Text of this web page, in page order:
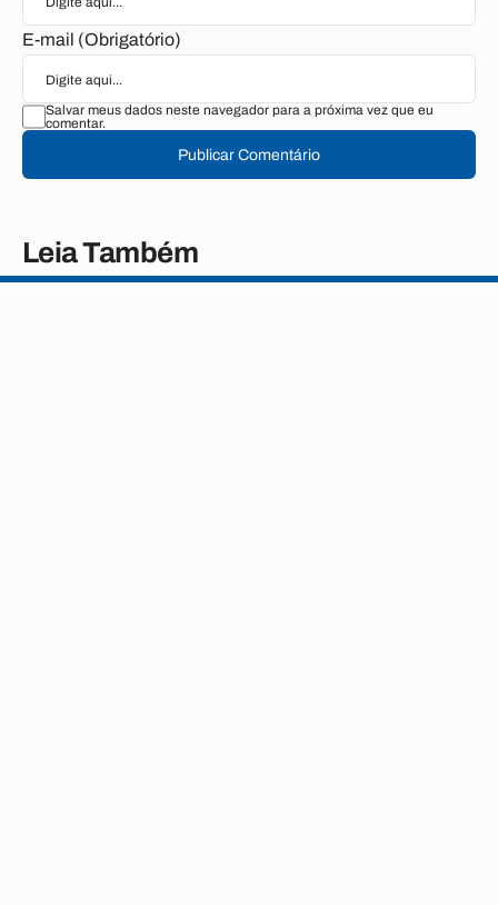
E-mail (Obrigatório)
Salvar meus dados neste navegador para a próxima vez que eu
comentar.
Publicar Comentário
Leia Também